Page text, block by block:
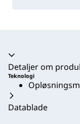
Harmonika
Detaljer om
Teknologi
Datablade